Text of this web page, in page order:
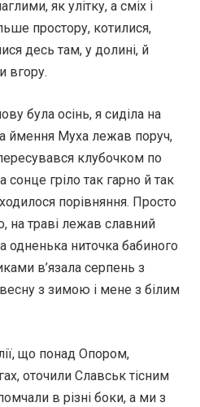
як улітку, а сміх і
простору, котилися,
десь там, у долині, й
вгору.
була осінь, я сиділа на
ймення Муха лежав поруч,
клубочком по
сонце гріло так гарно й так
порівняння. Просто
на траві лежав славний
одненька ниточка бабиного
в’язала серпень з
з зимою і мене з білим
що понад Опором,
оточили Славськ тісним
в різні боки, а ми з